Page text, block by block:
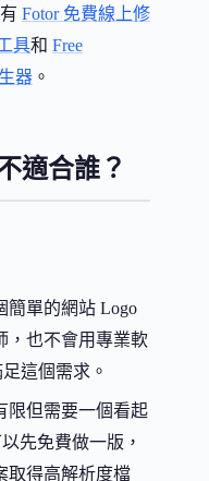
Fotor 免費線上修
具和 Free
器 。
適合誰？
簡單的網站 Logo
，也不會用專業軟
這個需求。
限但需要一個看起
先免費做一版，
取得高解析度檔